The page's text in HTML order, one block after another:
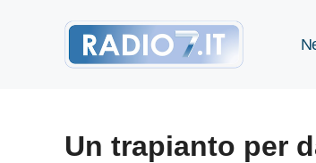
Un trapianto per